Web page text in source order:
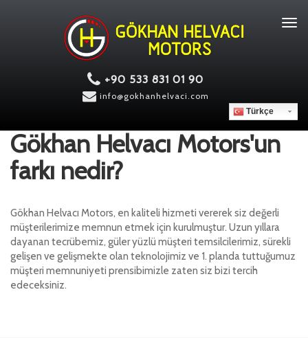
+90 533 831 01 90
info@gokhanhelvaci.com
Türkçe
Gökhan Helvacı Motors'un
farkı nedir?
Gökhan Helvacı Motors, en kaliteli hizmeti vererek siz değerli
müşterilerimize memnun etmek için kurulmuştur. Uzun yıllara
dayanan tecrübemiz, güler yüzlü müşteri temsilcilerimiz, sürekli
gelişen ve gelişmekte olan teknolojimiz ve 1. planda tuttuğumuz
müşteri memnuniyeti prensibimizle zaten siz bizi tercih
edeceksiniz.